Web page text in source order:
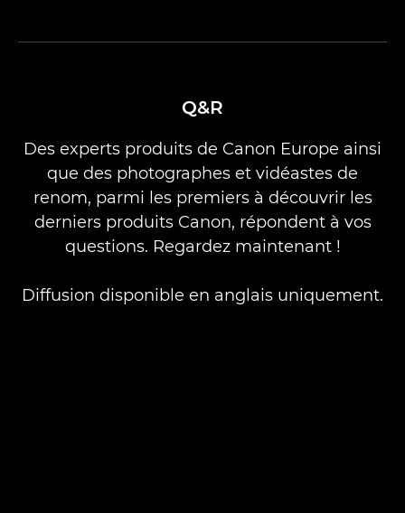
Q&R
Des experts produits de Canon Europe ainsi
que des photographes et vidéastes de
renom, parmi les premiers à découvrir les
derniers produits Canon, répondent à vos
questions. Regardez maintenant !
Diffusion disponible en anglais uniquement.